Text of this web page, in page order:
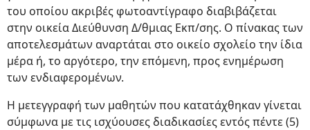
του οποίου ακριβές φωτοαντίγραφο διαβιβάζεται
στην οικεία Διεύθυνση Δ/θμιας Εκπ/σης. Ο πίνακας των
αποτελεσμάτων αναρτάται στο οικείο σχολείο την ίδια
μέρα ή, το αργότερο, την επόμενη, προς ενημέρωση
των ενδιαφερομένων.
Η μετεγγραφή των μαθητών που κατατάχθηκαν γίνεται
σύμφωνα με τις ισχύουσες διαδικασίες εντός πέντε (5)